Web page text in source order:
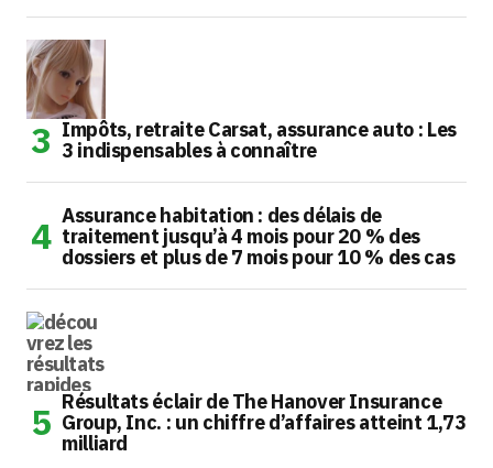
Impôts, retraite Carsat, assurance auto : Les
3 indispensables à connaître
Assurance habitation : des délais de
traitement jusqu’à 4 mois pour 20 % des
dossiers et plus de 7 mois pour 10 % des cas
Résultats éclair de The Hanover Insurance
Group, Inc. : un chiffre d’affaires atteint 1,73
milliard